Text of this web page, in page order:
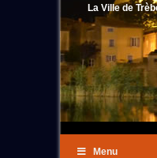
La Ville de
Menu